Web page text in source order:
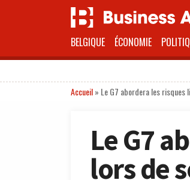
BELGIQUE ÉCONOMIE
Accueil» Le G7 abordera les risques
Le G7
lors de